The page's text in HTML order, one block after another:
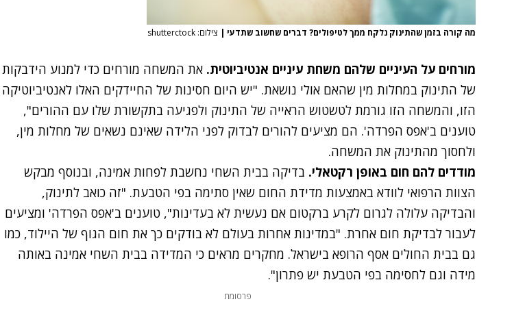
מה קורה בזמן שהתינוק נלקח ממך לטיפולים? דברים שחשוב שתדעי | צילום: shutterctock
מורחים על העיניים שלהם משחת עיניים אנטיביוטית. את המשחה מורחים כדי למנוע הידבקות
של התינוק במחלות מין שהאם אולי נושאת. "יש היום חסינות של החיידקים האלו לאנטיביוטיקה
הזו, והמשחה הזו גורמת לטשטוש הראייה של התינוק ולפגיעה בתקשורת שלו עם ההורים",
טוענים ב'אפס הפרדה'. הם מציעים להורים לבדוק לפני הלידה שאינם נשאים של מחלות מין,
ולחסוך מהתינוק את המשחה.
מודדים להם חום באופן רקטאלי. בדיקה בבית השחי נחשבת לפחות אמינה, ובנוסף מבקש
הצוות הרפואי לוודא באמצעות מדידת החום שאין סתימה בפי הטבעת. "זה כואב לתינוק,
והבדיקה עלולה לגרום לקרע ברקטום אם נעשית לא בעדינות", טוענים ב'אפס הפרדה' ומציעים
לעבור לבדיקת חום אחרת. "במדינות אחרות בעולם לא בודקים כך את חום הגוף של היילוד, כמו
גם בבית החולים אסף הרופא בישראל. מחקרים מראים כי המדידה בבית השחי אמינה באותה
מידה וגם לחסימה בפי הטבעת יש פתרון".
פרסומת